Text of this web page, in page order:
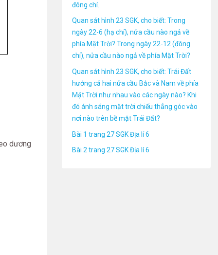
dương
đông chí.
Quan sát hình 23 SGK, cho biết: Trong
ngày 22-6 (hạ chí), nửa cầu nào ngả về
phía Mặt Trời? Trong ngày 22-12 (đông
chí), nửa cầu nào ngả về phía Mặt Trời?
Quan sát hình 23 SGK, cho biết: Trái Đất
hướng cả hai nửa cầu Bắc và Nam về phía
Mặt Trời như nhau vào các ngày nào? Khi
đó ánh sáng mặt trời chiếu thẳng góc vào
nơi nào trên bề mặt Trái Đất?
Bài 1 trang 27 SGK Địa lí 6
Bài 2 trang 27 SGK Địa lí 6